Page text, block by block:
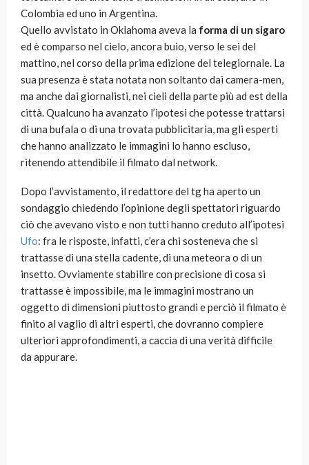
Colombia ed uno in Argentina.
Quello avvistato in Oklahoma aveva la forma di un sigaro
ed è comparso nel cielo, ancora buio, verso le sei del
mattino, nel corso della prima edizione del telegiornale. La
sua presenza è stata notata non soltanto dai camera-men,
ma anche dai giornalisti, nei cieli della parte più ad est della
città. Qualcuno ha avanzato l’ipotesi che potesse trattarsi
di una bufala o di una trovata pubblicitaria, ma gli esperti
che hanno analizzato le immagini lo hanno escluso,
ritenendo attendibile il filmato dal network.
Dopo l’avvistamento, il redattore del tg ha aperto un
sondaggio chiedendo l’opinione degli spettatori riguardo
ciò che avevano visto e non tutti hanno creduto all’ipotesi
Ufo: fra le risposte, infatti, c’era chi sosteneva che si
trattasse di una stella cadente, di una meteora o di un
insetto. Ovviamente stabilire con precisione di cosa si
trattasse è impossibile, ma le immagini mostrano un
oggetto di dimensioni piuttosto grandi e perciò il filmato è
finito al vaglio di altri esperti, che dovranno compiere
ulteriori approfondimenti, a caccia di una verità difficile
da appurare.